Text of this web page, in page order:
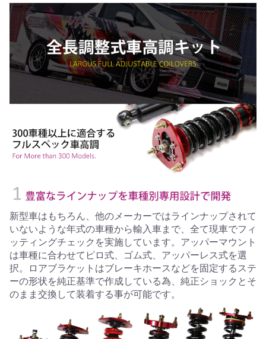
新型車はもちろん、他のメーカーではラインナップされて
いないような年式の車種から輸入車まで、全て現車でフィ
ッティングチェックを実施しています。アッパーマウント
は車種に合わせてピロ式、ゴム式、アッパーレス式を選
択。ロアブラケットはブレーキホースなどを固定するステ
ーの形状を純正基準で作成している為、純正ショックとそ
のまま交換して装着する事が可能です。